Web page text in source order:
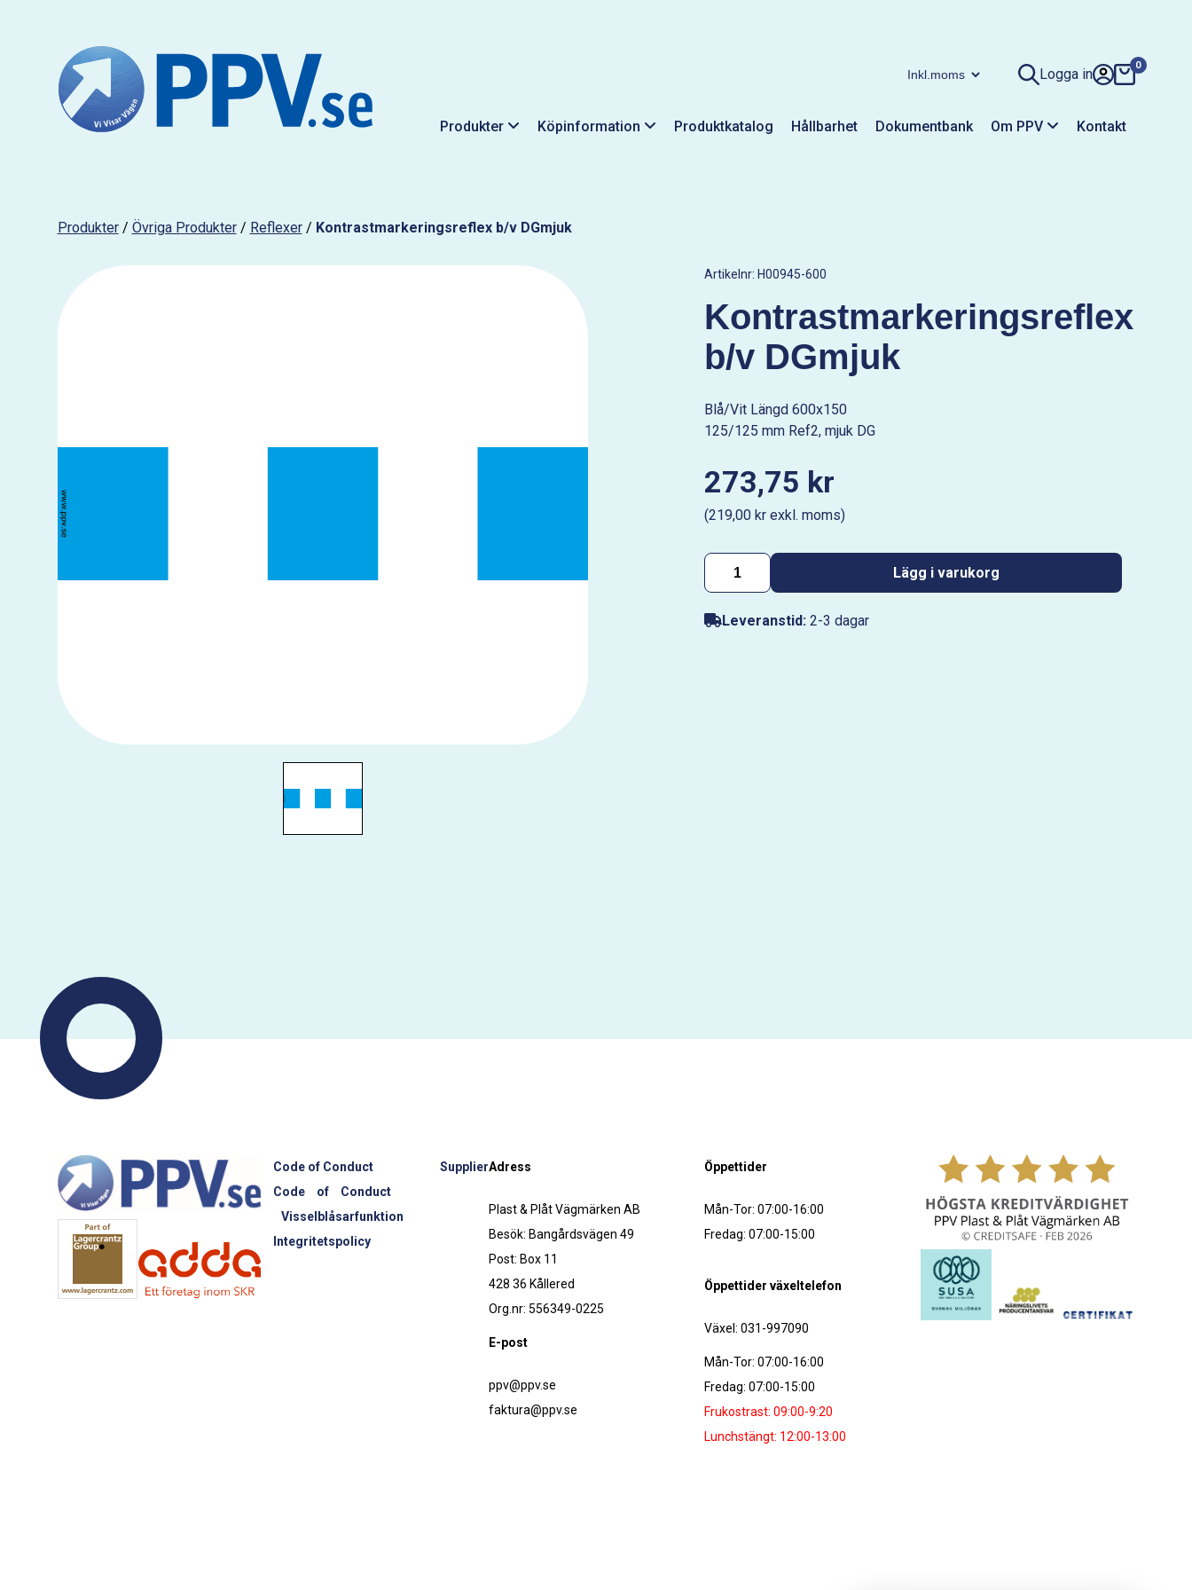
Logga in
0
Produkter Köpinformation Produktkatalog Hållbarhet Dokumentbank Om PPV Kontakt
Produkter/ Övriga Produkter/ Reflexer/ Kontrastmarkeringsreflex b/v DGmjuk
Artikelnr: H00945-600
Kontrastmarkeringsreflex
b/v DGmjuk
Blå/Vit Längd 600x150
125/125 mm Ref2, mjuk DG
273,75 kr
(219,00 kr exkl. moms)
Lägg i varukorg
Leveranstid: 2-3 dagar
Code of Conduct
Supplier
Code of Conduct
Visselblåsarfunktion
Integritetspolicy
Adress
Plast & Plåt Vägmärken AB
Besök: Bangårdsvägen 49
Post: Box 11
428 36 Kållered
Org.nr: 556349-0225
E-post
ppv@ppv.se
faktura@ppv.se
Öppettider
Mån-Tor: 07:00-16:00
Fredag: 07:00-15:00
Öppettider växeltelefon
Växel: 031-997090
Mån-Tor: 07:00-16:00
Fredag: 07:00-15:00
Frukostrast: 09:00-9:20
Lunchstängt: 12:00-13:00